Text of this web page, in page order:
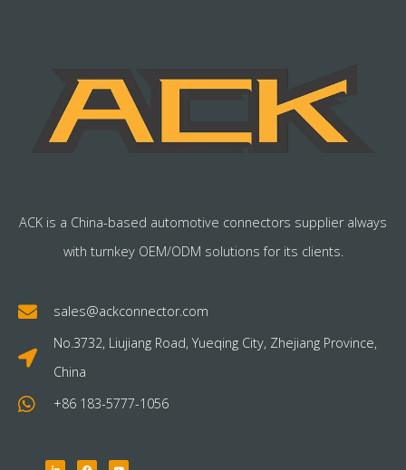
ACK is a China-based automotive connectors supplier always
with turnkey OEM/ODM solutions for its clients.
sales@ackconnector.com
No.3732, Liujiang Road, Yueqing City, Zhejiang Province,
China
+86 183-5777-1056